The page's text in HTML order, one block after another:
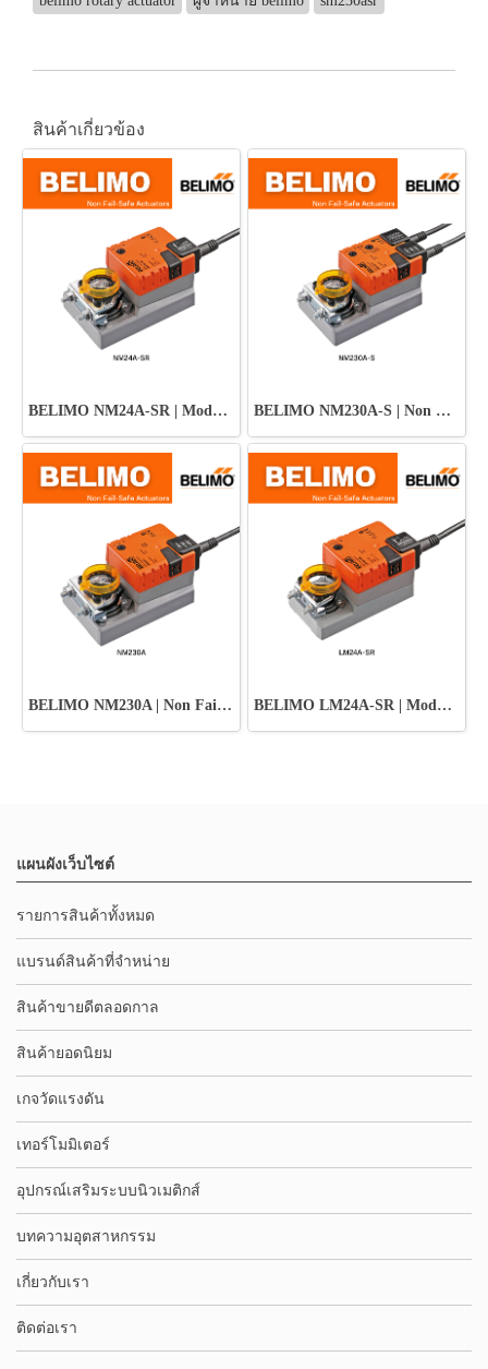
สินค้าเกี่ยวข้อง
BELIMO NM24A-SR | Modulating Control Actuator BELIMO NM230A-S | Non Fail-Safe Damper Actuator
BELIMO NM230A | Non Fail-Safe Damper Actuator BELIMO LM24A-SR | Modulating Control Actuator
แผนผังเว็บไซต์
รายการสินค้าทั้งหมด
แบรนด์สินค้าที่จำหน่าย
สินค้าขายดีตลอดกาล
สินค้ายอดนิยม
เกจวัดแรงดัน
เทอร์โมมิเตอร์
อุปกรณ์เสริมระบบนิวเมติกส์
บทความอุตสาหกรรม
เกี่ยวกับเรา
ติดต่อเรา